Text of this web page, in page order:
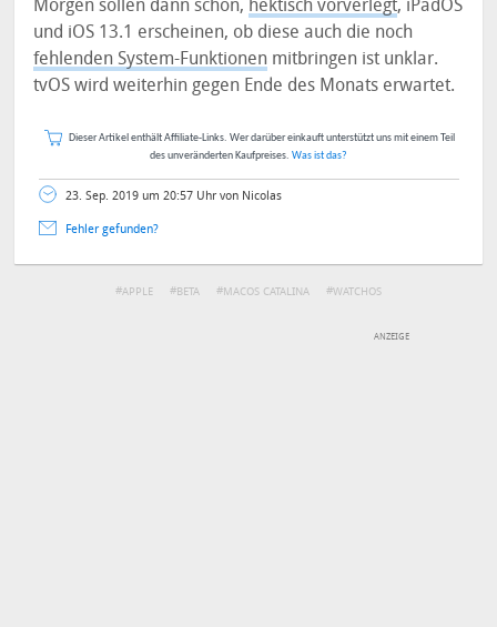
Morgen sollen dann schon, hektisch vorverlegt, iPadOS
und iOS 13.1 erscheinen, ob diese auch die noch
fehlenden System-Funktionen mitbringen ist unklar.
tvOS wird weiterhin gegen Ende des Monats erwartet.
Dieser Artikel enthält Affiliate-Links. Wer darüber einkauft unterstützt uns mit einem Teil
des unveränderten Kaufpreises. Was ist das?
23. Sep. 2019 um 20:57 Uhr von Nicolas
Fehler gefunden?
APPLE BETA MACOS CATALINA WATCHOS